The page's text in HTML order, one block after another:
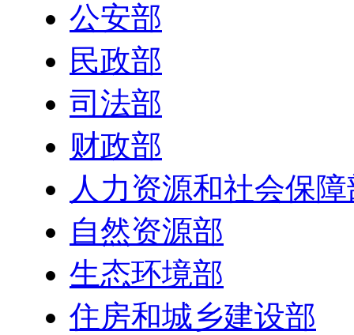
公安部
民政部
司法部
财政部
人力资源和社会保
自然资源部
生态环境部
住房和城乡建设部